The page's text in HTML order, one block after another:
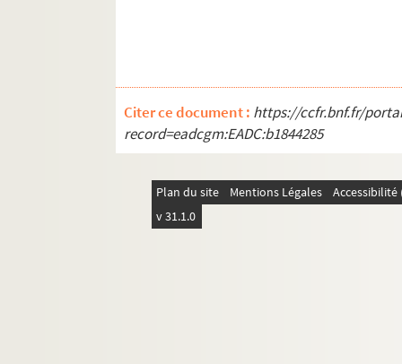
Citer ce document : https://ccfr.bnf.fr/
record=eadcgm:EADC:b1844285
Plan du site Mentions Légales
v 31.1.0